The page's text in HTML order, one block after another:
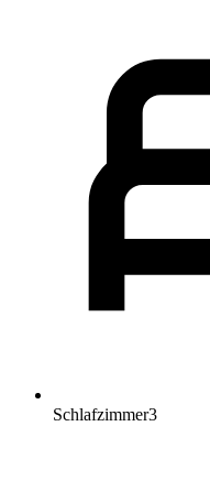
Schlafzimmer3